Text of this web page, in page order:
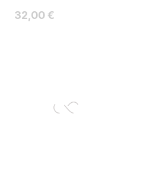
Hinta
32,00 €